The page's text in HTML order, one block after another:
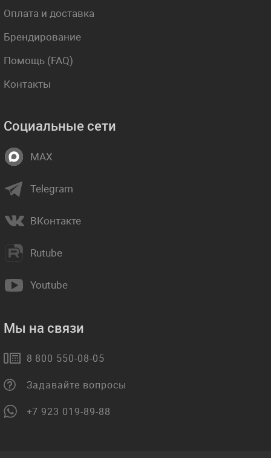
Оплата и доставка
Брендирование
Помощь (FAQ)
Контакты
Социальные сети
MAX
Telegram
ВКонтакте
Rutube
Youtube
Мы на связи
8 800 550-08-05
Задавайте вопросы
+7 923 019-89-88